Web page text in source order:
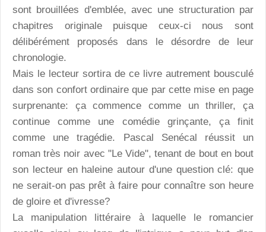
sont brouillées d'emblée, avec une structuration par
chapitres originale puisque ceux-ci nous sont
délibérément proposés dans le désordre de leur
chronologie.
Mais le lecteur sortira de ce livre autrement bousculé
dans son confort ordinaire que par cette mise en page
surprenante: ça commence comme un thriller, ça
continue comme une comédie grinçante, ça finit
comme une tragédie. Pascal Senécal réussit un
roman très noir avec "Le Vide", tenant de bout en bout
son lecteur en haleine autour d'une question clé: que
ne serait-on pas prêt à faire pour connaître son heure
de gloire et d'ivresse?
La manipulation littéraire à laquelle le romancier